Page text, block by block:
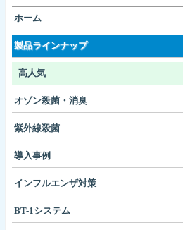
ホーム
製品ラインナップ
高人気
オゾン殺菌・消臭
紫外線殺菌
導入事例
インフルエンザ対策
BT-1システム